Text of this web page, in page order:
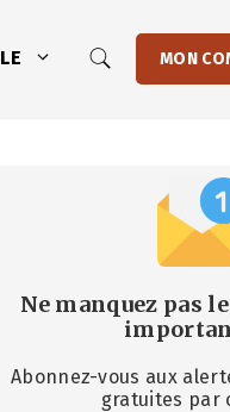
MON
Ne manquez pas
Abonnez-vous aux
gratuites par